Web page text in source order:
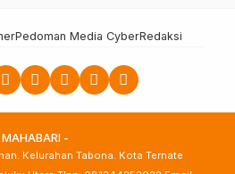
Pedoman Media CyberRedaksi
MAHABARI -
Kelurahan Tabona. Kota Ternate